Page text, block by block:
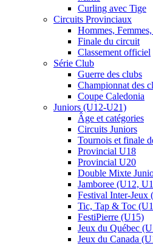
Curling avec Tige
Circuits Provinciaux
Hommes,
Finale du circuit
Classement officiel
Série Club
Guerre des clubs
Championnat des
Coupe Caledonia
Juniors (U12-U21)
Âge et catégories
Circuits Juniors
Tournois et finale
Provincial U18
Provincial U20
Double Mixte
Jamboree (U12,
Festival Inter-Jeux
Tic, Tap & Toc
FestiPierre (U15)
Jeux du Québec
Jeux du Canada